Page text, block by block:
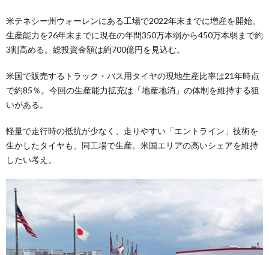
米テネシー州ウォーレンにある工場で2022年末までに増産を開始。
生産能力を26年末までに現在の年間350万本弱から450万本弱まで約
3割高める。総投資金額は約700億円を見込む。
米国で販売するトラック・バス用タイヤの現地生産比率は21年時点
で約85％。今回の生産能力拡充は「地産地消」の体制を維持する狙
いがある。
軽量で走行時の抵抗が少なく、走りやすい「エントライン」技術を
生かしたタイヤも、同工場で生産。米国エリアの高いシェアを維持
したい考え。